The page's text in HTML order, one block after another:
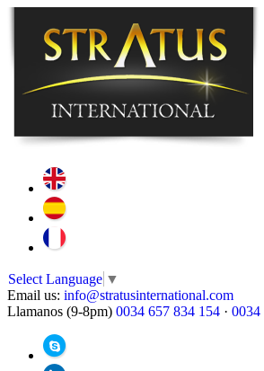
Select Language ▼
Email us: info@stratusinternational.com
Llamanos (9-8pm) 0034 657 834 154 · 0034